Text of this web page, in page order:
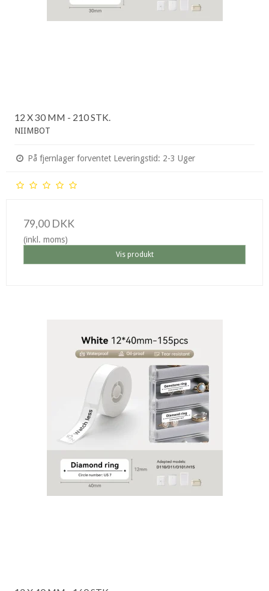
12 X 30 MM - 210 STK.
NIIMBOT
På fjernlager forventet Leveringstid: 2-3 Uger
79,00 DKK
(inkl. moms)
Vis produkt